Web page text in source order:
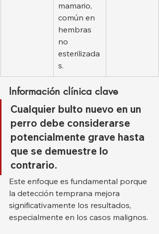
mamario,
común en
hembras
no
esterilizada
s.
Información clínica clave
Cualquier bulto nuevo en un
perro debe considerarse
potencialmente grave hasta
que se demuestre lo
contrario.
Este enfoque es fundamental porque
la detección temprana mejora
significativamente los resultados,
especialmente en los casos malignos.